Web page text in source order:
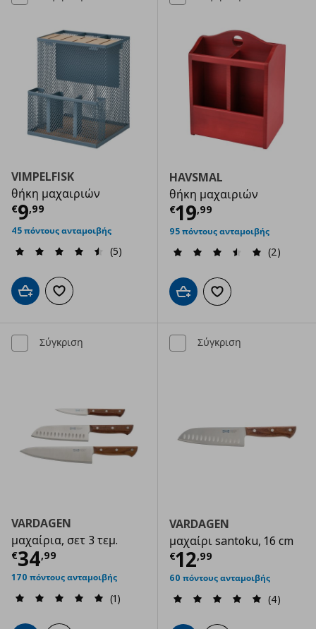
VIMPELFISK
θήκη μαχαιριών
€9,99
Τρέχουσα τιμή € 9,99
45 πόντους ανταμοιβής
(5)
Προσθήκη στο καλάθι
Προσθήκη στα αγαπημένα
HAVSMAL
θήκη μαχαιριών
€19,99
Τρέχουσα
95 πόντους ανταμοιβής
(2)
Προσθήκη στο καλάθι
Προσθήκη στα
Σύγκριση
VARDAGEN
μαχαίρια, σετ 3 τεμ.
€34,99
Τρέχουσα τιμή € 34,99
170 πόντους ανταμοιβής
(1)
Σύγκριση
VARDAGEN
μαχαίρι santoku, 16 cm
€12,99
Τρέχουσα
60 πόντους ανταμοιβής
(4)